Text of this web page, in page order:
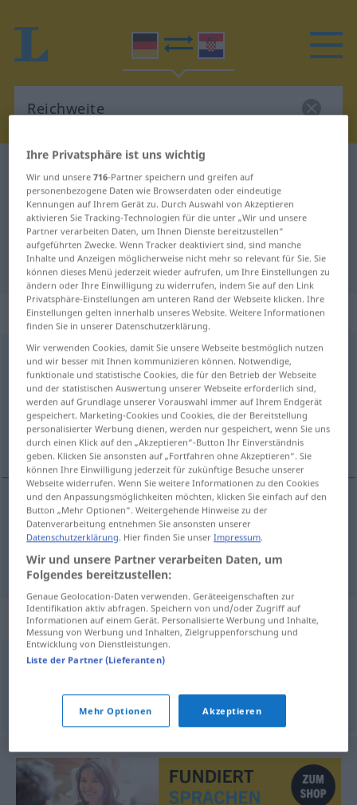
Deutsch-Kroatisch Übersetzung für
"Reichweite"
"Reichweite" Kroatisch Übersetzung
„Reichweite“: Femininum
Reichweitef <Reichweite;-n>
Übersicht aller Übersetzungen
(Für mehr Details die Übersetzung anklicken/antippen)
dohvat, doseg, domet
dohvat,doseg Reichweite
domet Reichweite Funk, Radio
Synonyme für "Reichweite"
© OpenThesaurus.de
Ihre Privatsphäre ist uns wichtig
Wir und unsere716-Partner speichern und greifen auf
personenbezogene Daten wie Browserdaten oder eindeutige
Kennungen auf Ihrem Gerät zu. Durch Auswahl von Akzeptieren
aktivieren Sie Tracking-Technologien für die unter „Wir und unsere
Partner verarbeiten Daten, um Ihnen Dienste bereitzustellen“
aufgeführten Zwecke. Wenn Tracker deaktiviert sind, sind manche
Inhalte und Anzeigen möglicherweise nicht mehr so relevant für Sie. Sie
können dieses Menü jederzeit wieder aufrufen, um Ihre Einstellungen zu
ändern oder Ihre Einwilligung zu widerrufen, indem Sie auf den Link
Privatsphäre-Einstellungen am unteren Rand der Webseite klicken. Ihre
Einstellungen gelten innerhalb unseres Website. Weitere Informationen
finden Sie in unserer Datenschutzerklärung.
Wir verwenden Cookies, damit Sie unsere Webseite bestmöglich nutzen
und wir besser mit Ihnen kommunizieren können. Notwendige,
funktionale und statistische Cookies, die für den Betrieb der Webseite
und der statistischen Auswertung unserer Webseite erforderlich sind,
werden auf Grundlage unserer Vorauswahl immer auf Ihrem Endgerät
gespeichert. Marketing-Cookies und Cookies, die der Bereitstellung
personalisierter Werbung dienen, werden nur gespeichert, wenn Sie uns
durch einen Klick auf den „Akzeptieren“-Button Ihr Einverständnis
geben. Klicken Sie ansonsten auf „Fortfahren ohne Akzeptieren“. Sie
können Ihre Einwilligung jederzeit für zukünftige Besuche unserer
Webseite widerrufen. Wenn Sie weitere Informationen zu den Cookies
und den Anpassungsmöglichkeiten möchten, klicken Sie einfach auf den
Button „Mehr Optionen“. Weitergehende Hinweise zu der
Datenverarbeitung entnehmen Sie ansonsten unserer
Datenschutzerklärung. Hier finden Sie unserImpressum.
Wir und unsere Partner verarbeiten Daten, um
Folgendes bereitzustellen:
Genaue Geolocation-Daten verwenden. Geräteeigenschaften zur
Identifikation aktiv abfragen. Speichern von und/oder Zugriff auf
Informationen auf einem Gerät. Personalisierte Werbung und Inhalte,
Messung von Werbung und Inhalten, Zielgruppenforschung und
Entwicklung von Dienstleistungen.
Liste der Partner (Lieferanten)
Mehr Optionen Akzeptieren